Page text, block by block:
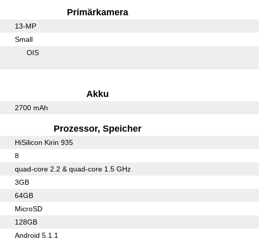
Primärkamera
13-MP
Small
OIS
Akku
2700 mAh
Prozessor, Speicher
HiSilicon Kirin 935
8
quad-core 2.2 & quad-core 1.5 GHz
3GB
64GB
MicroSD
128GB
Android 5.1.1